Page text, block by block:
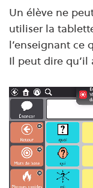
Un élève ne
utiliser la
l’enseignant ce
Il peut dire qu’il